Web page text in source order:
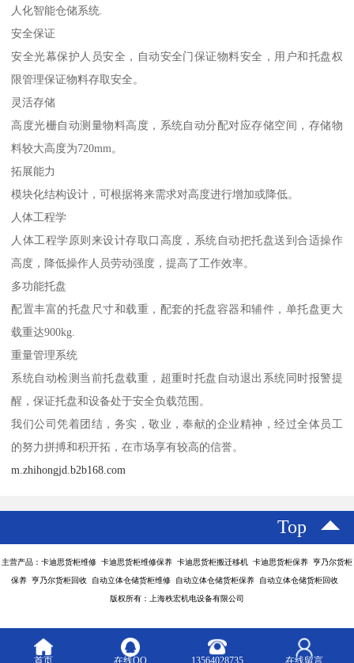
人化智能仓储系统.
安全保证
安全光幕保护人员安全，自动安全门保证物料安全，用户和托盘权
限管理保证物料存取安全。
灵活存储
高度光栅自动测量物料高度，系统自动分配对应存储空间，存储物
料较大高度为720mm。
拓展能力
模块化结构设计，可根据将来需求对高度进行增加或降低。
人体工程学
人体工程学原则来设计存取口高度，系统自动把托盘送到合适操作
高度，降低操作人员劳动强度，提高了工作效率。
多功能托盘
配置丰富的托盘尺寸和载重，配套的托盘容器和辅件，单托盘更大
载重达900kg.
重量管理系统
系统自动检测当前托盘载重，超重时托盘自动退出系统同时报警提
醒，保证托盘和设备处于安全负载范围。
我们公司凭着团结，务实，敬业，奉献的企业精神，经过全体员工
的努力拼搏和积开拓，在市场享有较高的信誉。
m.zhihongjd.b2b168.com
Top
主营产品：卡迪思货柜维修 卡迪思货柜维修保养 卡迪思货柜搬迁移机 卡迪思货柜保养 亨乃尔货柜
保养 亨乃尔货柜回收 自动立体仓储货柜维修 自动立体仓储货柜保养 自动立体仓储货柜回收
版权所有：上海秩宏机电设备有限公司
首页 在线QQ 13564028735 在线留言